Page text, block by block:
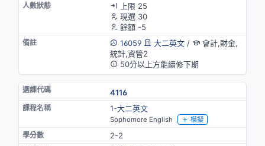
上限 25
現選 30
餘額 -5
16059
大二英文/
會計,財金,
統計,資管2
50分以上方能續修下期
4116
1-大二英文
Sophomore English 模擬
2-2